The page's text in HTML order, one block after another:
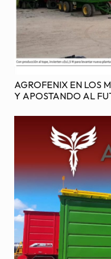
AGROFENIX EN LOS
Y APOSTANDO AL